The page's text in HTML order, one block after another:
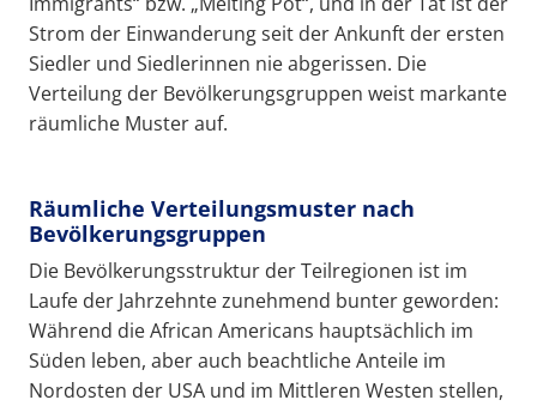
Strom der Einwanderung seit der Ankunft der ersten
Siedler und Siedlerinnen nie abgerissen. Die
Verteilung der Bevölkerungsgruppen weist markante
räumliche Muster auf.
Räumliche Verteilungsmuster nach
Bevölkerungsgruppen
Die Bevölkerungsstruktur der Teilregionen ist im
Laufe der Jahrzehnte zunehmend bunter geworden:
Während die African Americans hauptsächlich im
Süden leben, aber auch beachtliche Anteile im
Nordosten der USA und im Mittleren Westen stellen,